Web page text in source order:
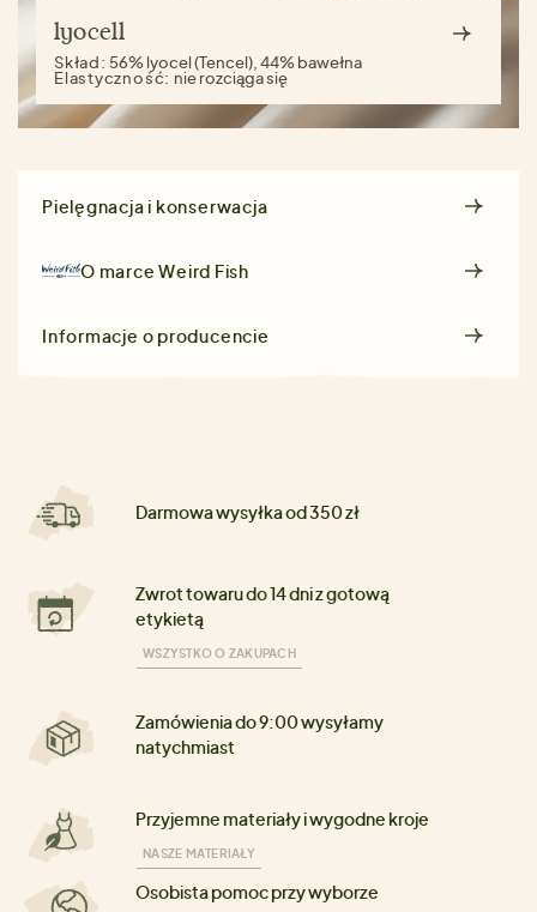
lyocell
Skład: 56% lyocel (Tencel), 44% bawełna
Elastyczność: nie rozciąga się
Pielęgnacja i konserwacja
O marceWeird Fish
Informacje o producencie
Darmowa wysyłka od 350 zł
Zwrot towaru do 14 dni z gotową
etykietą
WSZYSTKO O ZAKUPACH
Zamówienia do 9:00 wysyłamy
natychmiast
Przyjemne materiały i wygodne kroje
NASZE MATERIAŁY
Osobista pomoc przy wyborze